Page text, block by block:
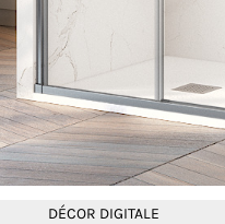
DÉCOR DIGITALE